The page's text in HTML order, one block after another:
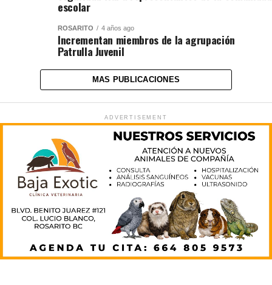
escolar
ROSARITO 4 años ago
Incrementan miembros de la agrupación
Patrulla Juvenil
MAS PUBLICACIONES
ADVERTISEMENT